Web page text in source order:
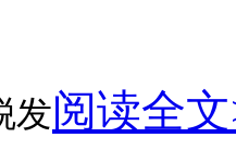
发阅读全